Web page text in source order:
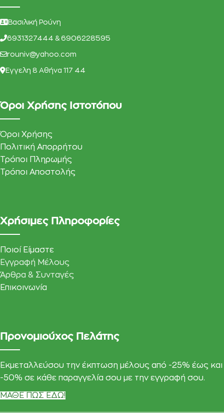
Βασιλική Ρούνη
6931327444 & 6906228595
rouniv@yahoo.com
Eγγελη 8 Αθήνα 117 44
Όροι Χρήσης Ιστοτόπου
Όροι Χρήσης
Πολιτική Απορρήτου
Τρόποι Πληρωμής
Τρόποι Αποστολής
Χρήσιμες Πληροφορίες
Ποιοί Είμαστε
Εγγραφή Μέλους
Άρθρα & Συνταγές
Επικοινωνία
Προνομιούχος Πελάτης
Εκμεταλλεύσου την έκπτωση μέλους από -25% έως και
-50% σε κάθε παραγγελία σου με την εγγραφή σου.
ΜΑΘΕ ΠΩΣ ΕΔΩ!